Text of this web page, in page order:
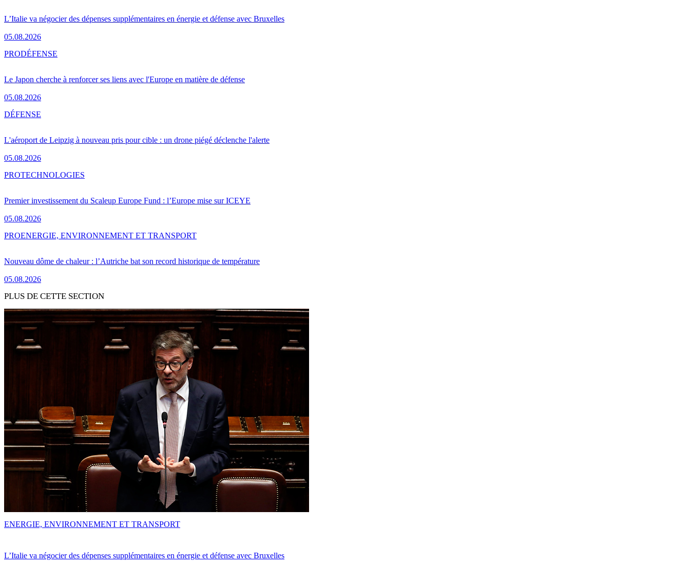
L’Italie va négocier des dépenses supplémentaires en énergie et défense avec Bruxelles
05.08.2026
Le Japon cherche à renforcer ses liens avec l'Europe en matière de défense
05.08.2026
PRODÉFENSE
L'aéroport de Leipzig à nouveau pris pour cible : un drone piégé déclenche l'alerte
05.08.2026
DÉFENSE
Premier investissement du Scaleup Europe Fund : l’Europe mise sur ICEYE
05.08.2026
PROTECHNOLOGIES
Nouveau dôme de chaleur : l’Autriche bat son record historique de température
05.08.2026
PROENERGIE, ENVIRONNEMENT ET TRANSPORT
PLUS DE CETTE SECTION
L’Italie va négocier des dépenses supplémentaires en énergie et défense avec Bruxelles
ENERGIE, ENVIRONNEMENT ET TRANSPORT